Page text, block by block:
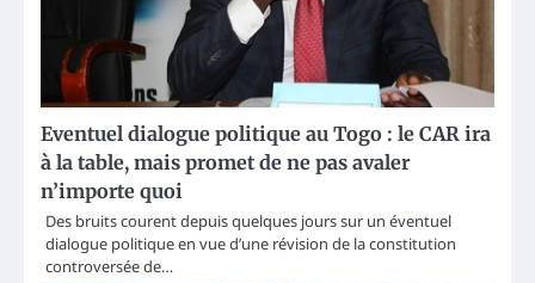
Eventuel dialogue politique au Togo : le CAR ira
à la table, mais promet de ne pas avaler
n’importe quoi
Des bruits courent depuis quelques jours sur un éventuel
dialogue politique en vue d’une révision de la constitution
controversée de…